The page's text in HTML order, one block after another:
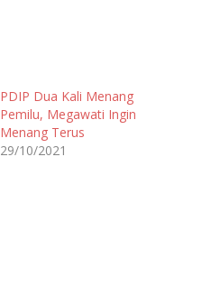
PDIP Dua Kali Menang
Pemilu, Megawati Ingin
Menang Terus
29/10/2021